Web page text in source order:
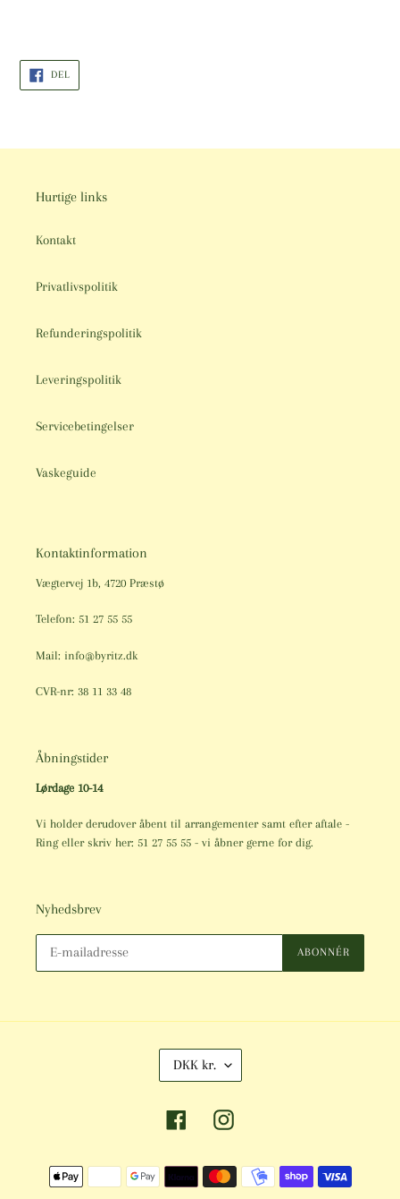
DEL
FACEBOOK
Hurtige links
Kontakt
Privatlivspolitik
Refunderingspolitik
Leveringspolitik
Servicebetingelser
Vaskeguide
Kontaktinformation
Vægtervej 1b, 4720 Præstø
Telefon: 51 27 55 55
Mail: info@byritz.dk
CVR-nr: 38 11 33 48
Åbningstider
Lørdage 10-14
Vi holder derudover åbent til arrangementer samt efter aftale -
Ring eller skriv her: 51 27 55 55 - vi åbner gerne for dig.
Nyhedsbrev
ABONNÉR
V
U
T
DKK kr.
FacebookInstagram
Betalingsmetoder